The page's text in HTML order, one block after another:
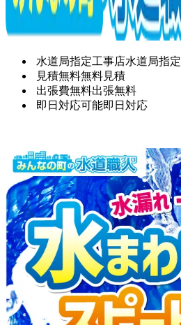
水道局指定工事店水道局指定
見積無料無料見積
出張費無料出張無料
即日対応可能即日対応